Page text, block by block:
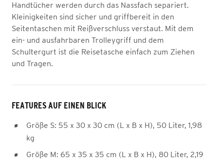
Handtücher werden durch das Nassfach separiert.
Kleinigkeiten sind sicher und griffbereit in den
Seitentaschen mit Reißverschluss verstaut. Mit dem
ein- und ausfahrbaren Trolleygriff und dem
Schultergurt ist die Reisetasche einfach zum Ziehen
und Tragen.
FEATURES AUF EINEN BLICK
Größe S: 55 x 30 x 30 cm (L x B x H), 50 Liter, 1,98
kg
Größe M: 65 x 35 x 35 cm (L x B x H), 80 Liter, 2,19